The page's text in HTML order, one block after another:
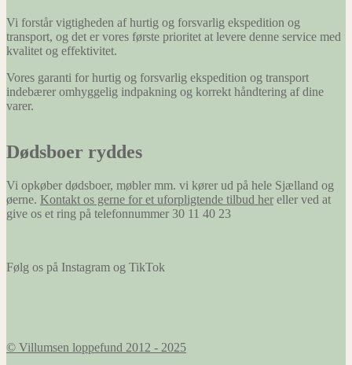
Vi forstår vigtigheden af hurtig og forsvarlig ekspedition og
transport, og det er vores første prioritet at levere denne service med
kvalitet og effektivitet.
Vores garanti for hurtig og forsvarlig ekspedition og transport
indebærer omhyggelig indpakning og korrekt håndtering af dine
varer.
Dødsboer ryddes
Vi opkøber dødsboer, møbler mm. vi kører ud på hele Sjælland og
øerne. Kontakt os gerne for et uforpligtende tilbud her eller ved at
give os et ring på telefonnummer 30 11 40 23
Følg os på Instagram og TikTok
© Villumsen loppefund 2012 - 2025
hjemmeside
at huske
oplysninger,
den måde
hjemmesiden
ser ud eller
foretrukne
du befinder
dig i.
Marketing
på tværs af
websites.